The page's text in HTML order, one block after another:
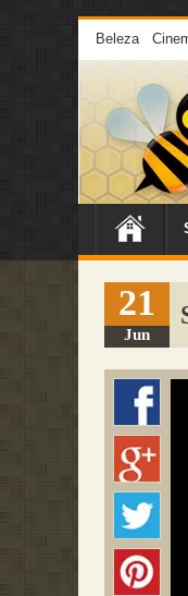
Beleza
21
Jun